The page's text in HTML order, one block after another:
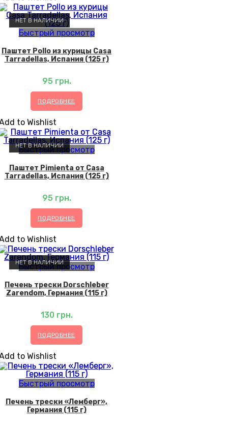
НЕТ В НАЛИЧИИ
Быстрый просмотр
Паштет Pollo из курицы Casa
Tarradellas, Испания (125 г)
95 грн.
ПОДРОБНЕЕ
to Wishlist
НЕТ В НАЛИЧИИ
Быстрый просмотр
Паштет Pimienta от Casa
Tarradellas, Испания (125 г)
95 грн.
ПОДРОБНЕЕ
to Wishlist
НЕТ В НАЛИЧИИ
Быстрый просмотр
Печень трески Dorschleber
Zarendom, Германия (115 г)
130 грн.
ПОДРОБНЕЕ
to Wishlist
Быстрый просмотр
Печень трески «Лемберг»,
Германия (115 г)